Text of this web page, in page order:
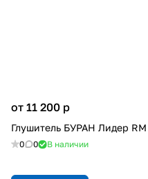
от 11 200 p
Глушитель БУРАН Лидер RM
0 0 В наличии